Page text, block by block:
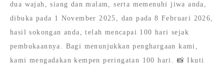
dua wajah, siang dan malam, serta memenuhi jiwa anda,
dibuka pada 1 November 2025, dan pada 8 Februari 2026,
hasil sokongan anda, telah mencapai 100 hari sejak
pembukaannya. Bagi menunjukkan penghargaan kami,
kami mengadakan kempen peringatan 100 hari. 📸 Ikuti